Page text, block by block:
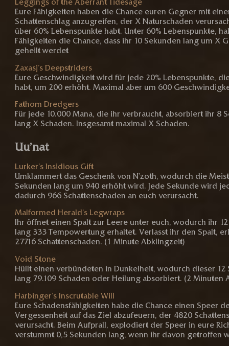
Eure Fähigkeiten haben die Chance euren Gegner mit
Schattenschlag anzugreifen, der X Naturschaden
über 60% Lebenspunkte habt. Unter 60% Lebenspunkte,
Fähigkeiten die Chance, dass ihr 10 Sekunden lang um X
geheilt werdet
Zaxasj’s Deepstriders
Eure Geschwindigkeit wird für jede 20% Lebenspunkte,
habt, um 200 erhöht. Maximal aber um 600
Fathom Dredgers
Für jede 10.000 Mana, die ihr verbraucht, absorbiert ihr 8
lang X Schaden. Insgesamt maximal X Schaden.
Uu’nat
Lurker’s Insidious Gift
Umklammert das Geschenk von N’zoth, wodurch die
Sekunden lang um 940 erhöht wird. Jede Sekunde wird
dadurch 966 Schattenschaden an euch verursacht.
Malformed Herald’s Legwraps
Ihr öffnet einen Spalt zur Leere unter euch, wodurch ihr
lang 333 Tempowertung erhaltet. Verlasst ihr den Spalt,
27716 Schattenschaden. (1 Minute Abklingzeit)
Void Stone
Hüllt einen verbündeten in Dunkelheit, wodurch dieser 12
lang 79.109 Schaden oder Heilung absorbiert. (2 Minuten
Harbinger’s Inscrutable Will
Eure Schadensfähigkeiten habe die Chance einen Speer
Vergessenheit auf das Ziel abzufeuern, der 4820
verursacht. Beim Aufprall, explodiert der Speer in eure
verstummt 0,5 Sekunden lang, wenn ihr davon getroffen